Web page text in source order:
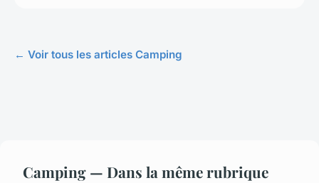
← Voir tous les articles Camping
Camping — Dans la même rubrique